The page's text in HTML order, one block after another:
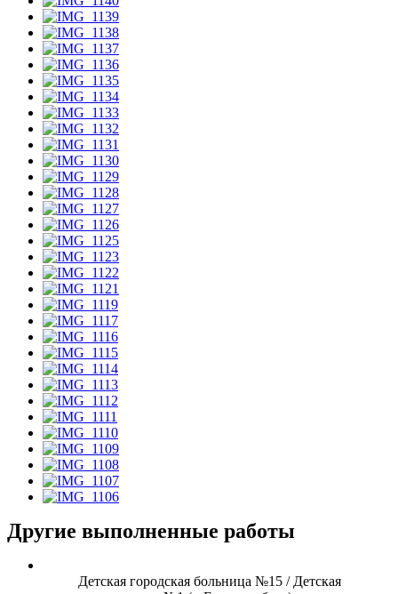
Другие выполненные работы
Детская городская больница №15 / Детская